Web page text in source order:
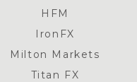
HFM
IronFX
Milton Markets
Titan FX